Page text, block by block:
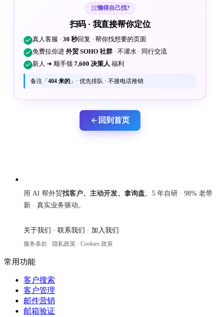
懒得自己找?
扫码 · 我直接帮你定位
真人客服 ·30 秒回复 · 帮你找想要的页面
免费拉你进外贸 SOHO 社群 · 不灌水 · 同行交流
新人 ➜ 顺手领7,600 决策人 福利
备注「404 来的 」· 优先排队 · 不接电话推销
回到首页
用 AI 帮外贸找客户、主动开发、拿询盘。5 年自研 · 98% 老带
新 · 真实业务驱动。
关于我们 · 联系我们 · 加入我们
服务条款 · 隐私政策 · Cookies 政策
常用功能
客户搜索
客户管理
邮件营销
邮箱验证